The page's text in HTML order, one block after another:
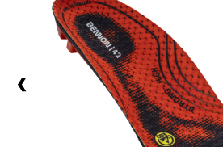
Barfußschuhe
Outdoor
Freizeitschuhe